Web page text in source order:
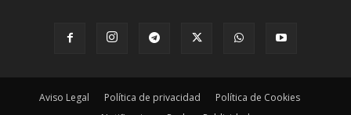
Aviso Legal Política de privacidad
Política de Cookies